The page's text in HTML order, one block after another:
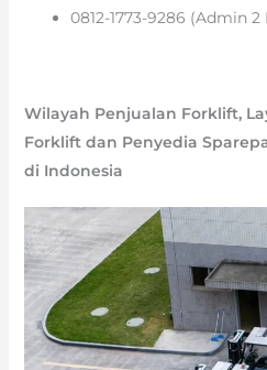
0812-1773-9286 (Admin
Wilayah Penjualan Forklift,
Forklift dan Penyedia
di Indonesia